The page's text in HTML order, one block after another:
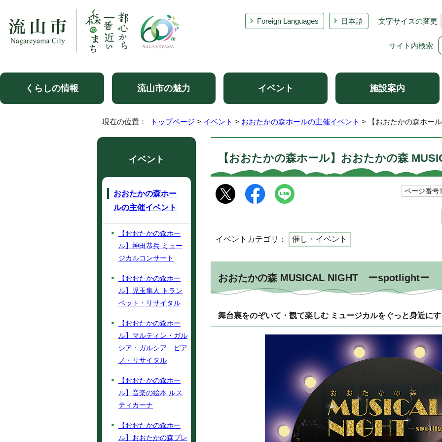
Foreign Languages 日本語 文字サイズの変更
サイト内検索
くらしの情報 流山市の魅力 イベント 施設案内
現在の位置： トップページ > イベント > おおたかの森ホールの主催イベント > 【おおたかの森ホー
【おおたかの森ホール】おおたかの森
ページ番号
イベントカテゴリ： 催し・イベント
おおたかの森 MUSICAL NIGHT ーspotlightー
舞台裏をのぞいて・観て楽しむ ミュージカルをぐっと身近に
イベント
おおたかの森ホー
ルの主催イベント
【おおたかの森ホー
ル】神田恭兵 ミュー
ジカルコンサート
【おおたかの森ホー
ル】児玉隼人 トラン
ペット・リサイタル
【おおたかの森ホー
ル】マルティン・ガル
シア・ガルシア ピア
ノ・リサイタル
【おおたかの森ホー
ル】音楽の絵本 ルス
ティカーナ
【おおたかの森ホー
ル】おおたかの森プレ